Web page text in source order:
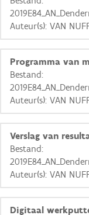
+ −
Basis Lagen
Ortho
GRB-Basiskaart
Auteur(s): VAN
Programma van
Bestand:
Auteur(s): VAN
Verslag van
Bestand:
Auteur(s): VAN
Digitaal